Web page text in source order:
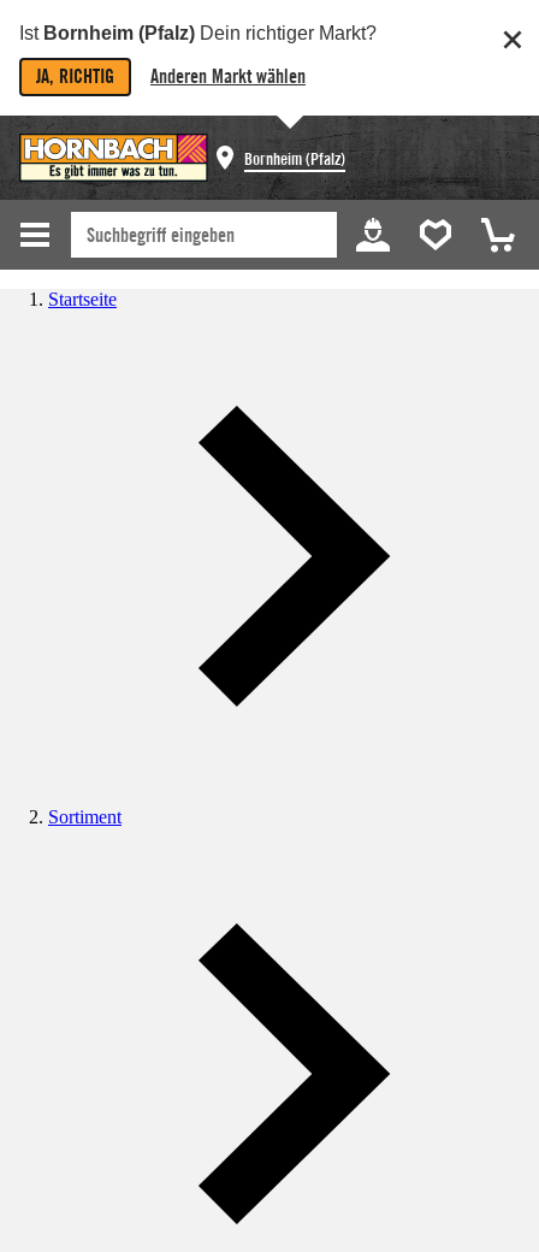
Ist Bornheim (Pfalz) Dein richtiger Markt?
JA, RICHTIG Anderen Markt wählen
Bornheim (Pfalz)
Startseite
Sortiment